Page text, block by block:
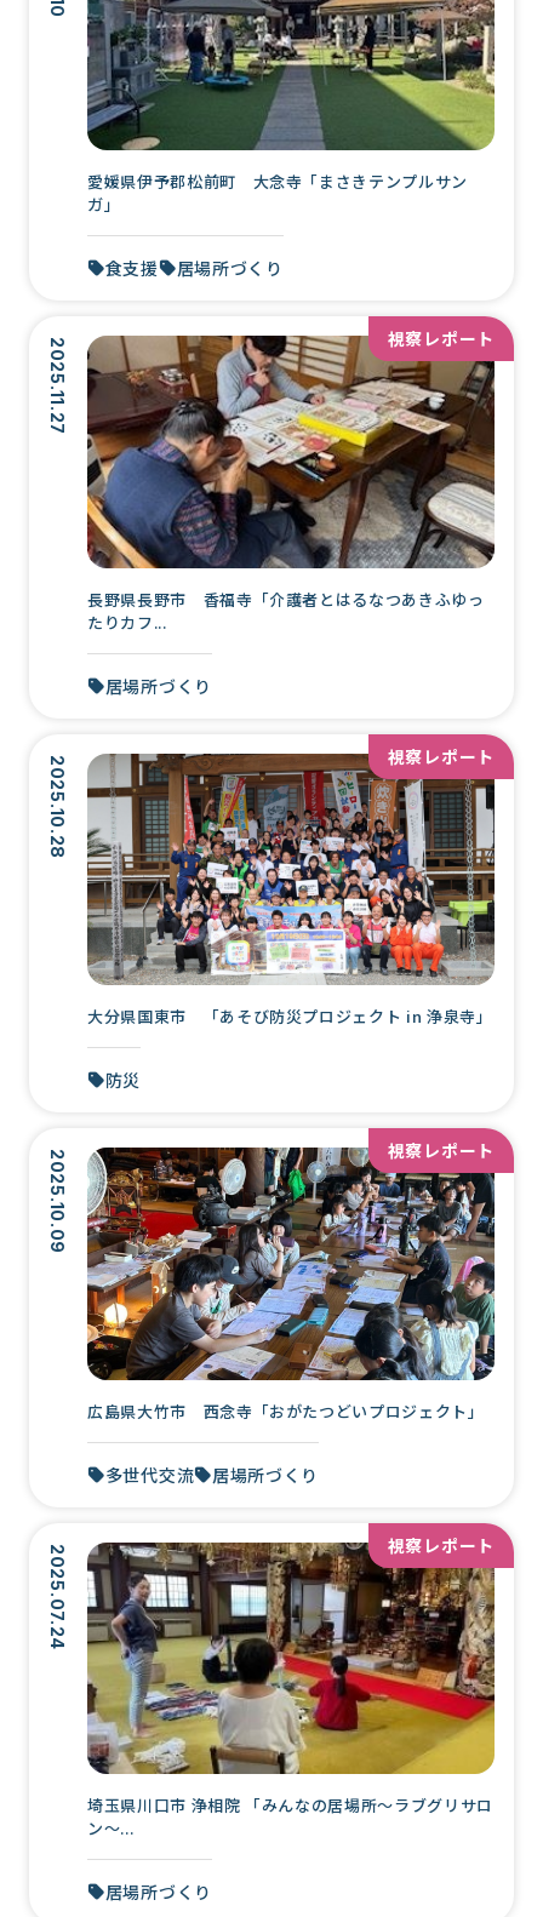
愛媛県伊予郡松前町 大念寺「まさきテンプルサン
ガ」
食支援 居場所づくり
2025.11.27 視察レポート
長野県長野市 香福寺「介護者とはるなつあきふゆっ
たりカフ...
居場所づくり
2025.10.28 視察レポート
大分県国東市 「あそび防災プロジェクト in 浄泉寺」
防災
2025.10.09 視察レポート
広島県大竹市 西念寺「おがたつどいプロジェクト」
多世代交流 居場所づくり
2025.07.24 視察レポート
埼玉県川口市 浄相院 「みんなの居場所～ラブグリサロ
ン～...
居場所づくり